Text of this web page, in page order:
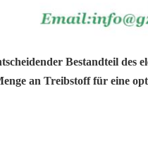
Bestandteil des
an Treibstoff für eine